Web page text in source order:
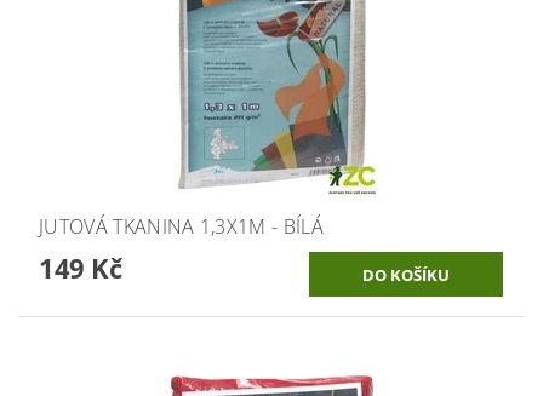
JUTOVÁ TKANINA 1,3X1M - BÍLÁ
149 Kč